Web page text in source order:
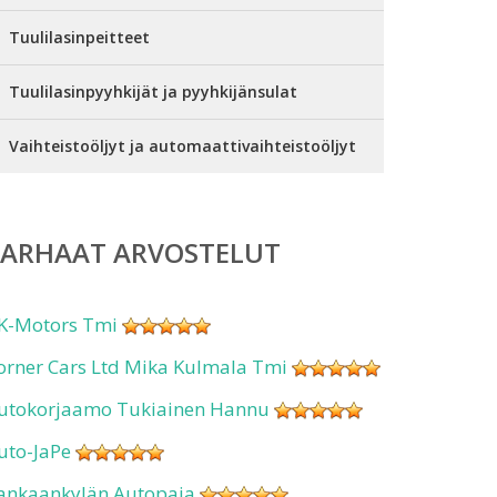
Tuulilasinpeitteet
Tuulilasinpyyhkijät ja pyyhkijänsulat
Vaihteistoöljyt ja automaattivaihteistoöljyt
ARVOSTELUT
Motors Tmi
Cars Ltd Mika Kulmala Tmi
Tukiainen Hannu
JaPe